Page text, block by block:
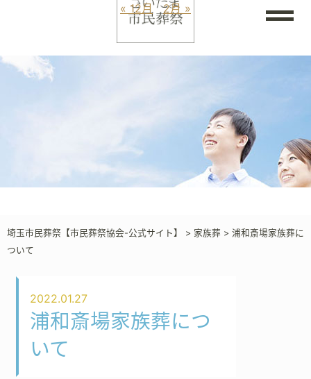
埼玉市民葬祭【市民葬祭協会-公式サイト】 > 家族葬 > 浦和斎場家族葬に
ついて
2022.01.27
浦和斎場家族葬につ
いて
« 12月 2月 »